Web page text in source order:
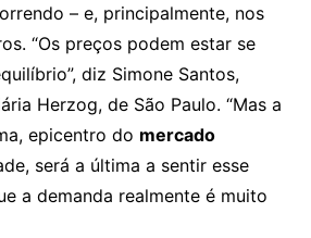
– e, principalmente, nos
“Os preços podem estar se
diz Simone Santos,
Herzog, de São Paulo. “Mas a
epicentro do mercado
será a última a sentir esse
a demanda realmente é muito